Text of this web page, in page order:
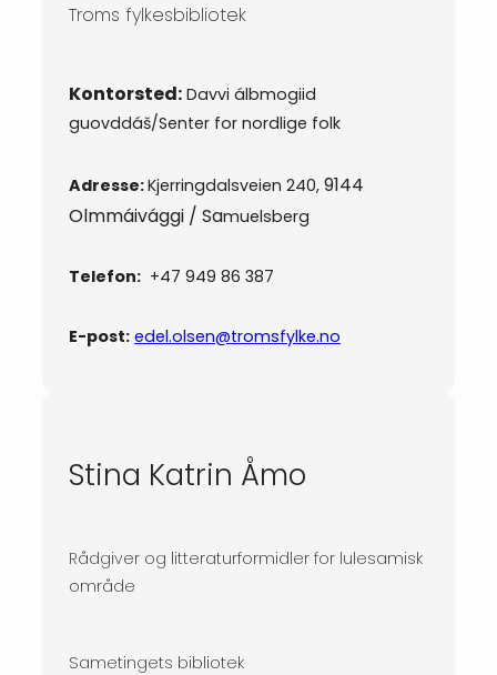
Troms fylkesbibliotek
Kontorsted: Davvi álbmogiid
guovddáš/Senter for nordlige folk
Adresse:Kjerringdalsveien 240, 9144
Olmmáivággi / Samuelsberg
Telefon: +47 949 86 387
E-post: edel.olsen@tromsfylke.no
Stina Katrin Åmo
Rådgiver og litteraturformidler for lulesamisk
område
Sametingets bibliotek